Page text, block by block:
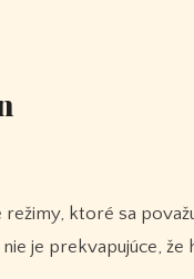
je prekvapujúce, že